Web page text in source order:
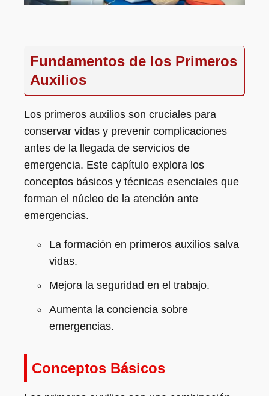
Fundamentos de los Primeros
Auxilios
Los primeros auxilios son cruciales para
conservar vidas y prevenir complicaciones
antes de la llegada de servicios de
emergencia. Este capítulo explora los
conceptos básicos y técnicas esenciales que
forman el núcleo de la atención ante
emergencias.
La formación en primeros auxilios salva
vidas.
Mejora la seguridad en el trabajo.
Aumenta la conciencia sobre
emergencias.
Conceptos Básicos